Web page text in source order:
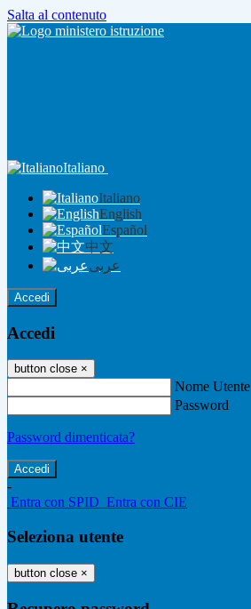
Salta al contenuto
Italiano
Italiano
English
Español
中文
عربى
Accedi
Accedi
button close ×
Nome Utente
Password
Password dimenticata?
-
Entra con SPID Entra con CIE
Seleziona utente
button close ×